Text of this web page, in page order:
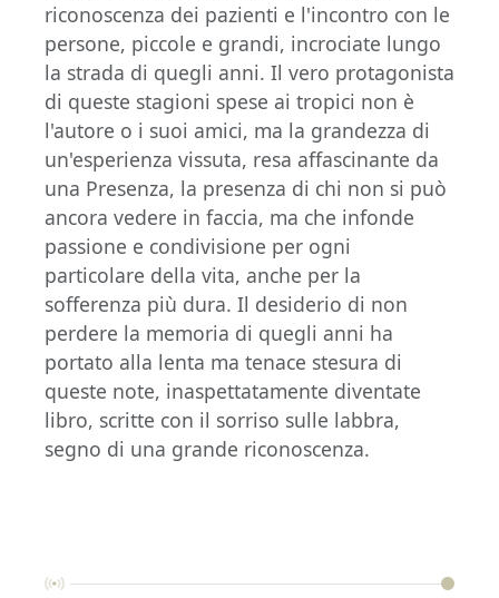
riconoscenza dei pazienti e l'incontro con le
persone, piccole e grandi, incrociate lungo
la strada di quegli anni. Il vero protagonista
di queste stagioni spese ai tropici non è
l'autore o i suoi amici, ma la grandezza di
un'esperienza vissuta, resa affascinante da
una Presenza, la presenza di chi non si può
ancora vedere in faccia, ma che infonde
passione e condivisione per ogni
particolare della vita, anche per la
sofferenza più dura. Il desiderio di non
perdere la memoria di quegli anni ha
portato alla lenta ma tenace stesura di
queste note, inaspettatamente diventate
libro, scritte con il sorriso sulle labbra,
segno di una grande riconoscenza.